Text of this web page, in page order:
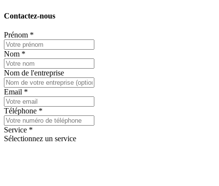
Contactez-nous
Prénom *
Nom *
Nom de l'entreprise
Email *
Téléphone *
Service *
Sélectionnez un service